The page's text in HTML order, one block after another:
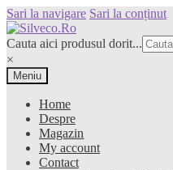
Sari la navigare Sari la conținut
Cauta aici produsul dorit...
×
Meniu
Home
Despre
Magazin
My account
Contact